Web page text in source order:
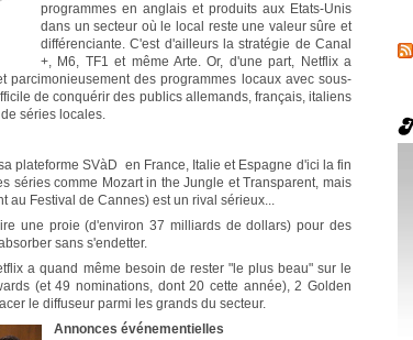
programmes en anglais et produits aux Etats-Unis
dans un secteur où le local reste une valeur sûre et
différenciante. C'est d'ailleurs la stratégie de Canal
+, M6, TF1 et même Arte. Or, d'une part, Netflix a
parcimonieusement des programmes locaux avec sous-
de conquérir des publics allemands, français, italiens
séries locales.
plateforme SVàD en France, Italie et Espagne d'ici la fin
séries comme Mozart in the Jungle et Transparent, mais
au Festival de Cannes) est un rival sérieux...
une proie (d'environ 37 milliards de dollars) pour des
sans s'endetter.
a quand même besoin de rester "le plus beau" sur le
(et 49 nominations, dont 20 cette année), 2 Golden
le diffuseur parmi les grands du secteur.
Annonces événementielles